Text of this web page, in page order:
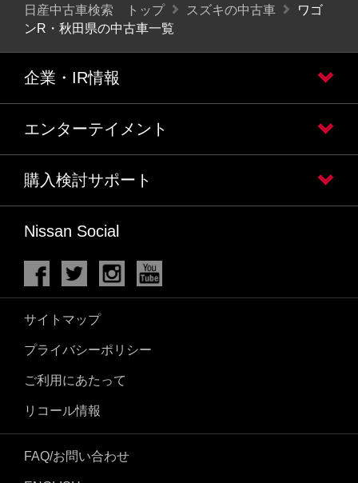
日産中古車検索 トップ スズキの中古車
ワゴ
ンR・秋田県の中古車一覧
企業・IR情報
エンターテイメント
購入検討サポート
Nissan Social
サイトマップ
プライバシーポリシー
ご利用にあたって
リコール情報
FAQ/お問い合わせ